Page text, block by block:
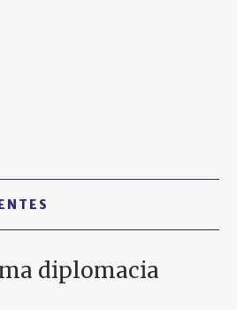
diplomacia